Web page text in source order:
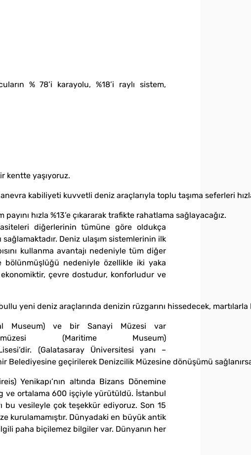
% 78’i karayolu, %18’i raylı sistem,
kentte yaşıyoruz.
kabiliyeti kuvvetli deniz araçlarıyla toplu taşıma seferleri
hızla %13’e çıkararak trafikte rahatlama sağlayacağız.
diğerlerinin tümüne göre oldukça
sağlamaktadır. Deniz ulaşım sistemlerinin ilk
kullanma avantajı nedeniyle tüm diğer
bölünmüşlüğü nedeniyle özellikle iki yaka
ekonomiktir, çevre dostudur, konforludur ve
yeni deniz araçlarında denizin rüzgarını hissedecek,
Museum) ve bir Sanayi Müzesi var
(Maritime Museum)
(Galatasaray Üniversitesi yanı –
Belediyesine geçirilerek Denizcilik Müzesine dönüşümü
Yenikapı’nın altında Bizans Dönemine
ve ortalama 600 işçiyle yürütüldü. İstanbul
bu vesileyle çok teşekkür ediyoruz. Son 15
kurulamamıştır. Dünyadaki en büyük antik
paha biçilemez bilgiler var. Dünyanın her